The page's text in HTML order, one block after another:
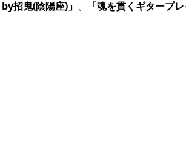
招鬼(陰陽座)」 、
「魂を貫くギタープ